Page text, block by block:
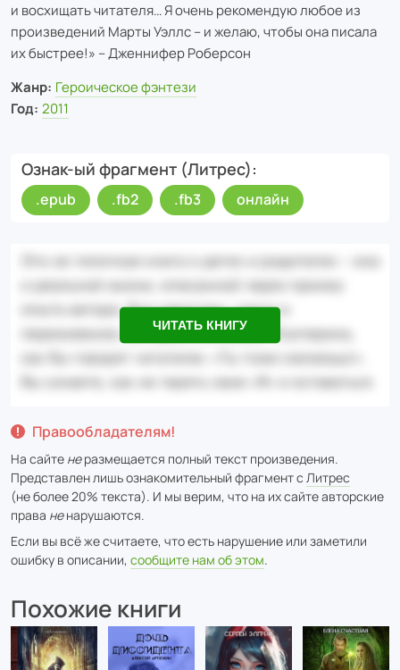
и восхищать читателя… Я очень рекомендую любое из
произведений Марты Уэллс – и желаю, чтобы она писала
их быстрее!» – Дженнифер Роберсон
Жанр: Героическое фэнтези
Год: 2011
Ознак-ый фрагмент (Литрес)
.epub .fb2 .fb3 онлайн
ЧИТАТЬ КНИГУ
Правообладателям!
На сайте неразмещается полный текст произведения.
Представлен лишь ознакомительный фрагмент с Литрес
(не более 20% текста). И мы верим, что на их сайте авторские
права ненарушаются.
Если вы всё же считаете, что есть нарушение или заметили
ошибку в описании, сообщите нам об этом.
Похожие книги